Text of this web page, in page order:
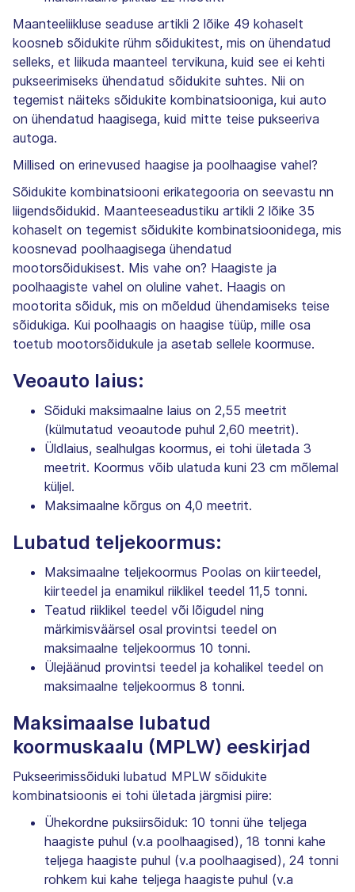
Maanteeliikluse seaduse artikli 2 lõike 49 kohaselt
koosneb sõidukite rühm sõidukitest, mis on ühendatud
selleks, et liikuda maanteel tervikuna, kuid see ei kehti
pukseerimiseks ühendatud sõidukite suhtes. Nii on
tegemist näiteks sõidukite kombinatsiooniga, kui auto
on ühendatud haagisega, kuid mitte teise pukseeriva
autoga.
Millised on erinevused haagise ja poolhaagise vahel?
Sõidukite kombinatsiooni erikategooria on seevastu nn
liigendsõidukid. Maanteeseadustiku artikli 2 lõike 35
kohaselt on tegemist sõidukite kombinatsioonidega, mis
koosnevad poolhaagisega ühendatud
mootorsõidukisest. Mis vahe on? Haagiste ja
poolhaagiste vahel on oluline vahet. Haagis on
mootorita sõiduk, mis on mõeldud ühendamiseks teise
sõidukiga. Kui poolhaagis on haagise tüüp, mille osa
toetub mootorsõidukule ja asetab sellele koormuse.
Veoauto laius:
Sõiduki maksimaalne laius on 2,55 meetrit
(külmutatud veoautode puhul 2,60 meetrit).
Üldlaius, sealhulgas koormus, ei tohi ületada 3
meetrit. Koormus võib ulatuda kuni 23 cm mõlemal
küljel.
Maksimaalne kõrgus on 4,0 meetrit.
Lubatud teljekoormus:
Maksimaalne teljekoormus Poolas on kiirteedel,
kiirteedel ja enamikul riiklikel teedel 11,5 tonni.
Teatud riiklikel teedel või lõigudel ning
märkimisväärsel osal provintsi teedel on
maksimaalne teljekoormus 10 tonni.
Ülejäänud provintsi teedel ja kohalikel teedel on
maksimaalne teljekoormus 8 tonni.
Maksimaalse lubatud
koormuskaalu (MPLW) eeskirjad
Pukseerimissõiduki lubatud MPLW sõidukite
kombinatsioonis ei tohi ületada järgmisi piire:
Ühekordne puksiirsõiduk: 10 tonni ühe teljega
haagiste puhul (v.a poolhaagised), 18 tonni kahe
teljega haagiste puhul (v.a poolhaagised), 24 tonni
rohkem kui kahe teljega haagiste puhul (v.a